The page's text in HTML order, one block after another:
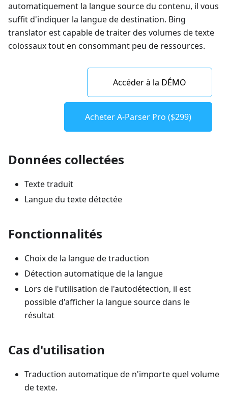
automatiquement la langue source du contenu, il vous
suffit d'indiquer la langue de destination. Bing
translator est capable de traiter des volumes de texte
colossaux tout en consommant peu de ressources.
Accéder à la DÉMO
Acheter A-Parser Pro ($299)
Données collectées
Texte traduit
Langue du texte détectée
Fonctionnalités
Choix de la langue de traduction
Détection automatique de la langue
Lors de l'utilisation de l'autodétection, il est
possible d'afficher la langue source dans le
résultat
Cas d'utilisation
Traduction automatique de n'importe quel volume
de texte.